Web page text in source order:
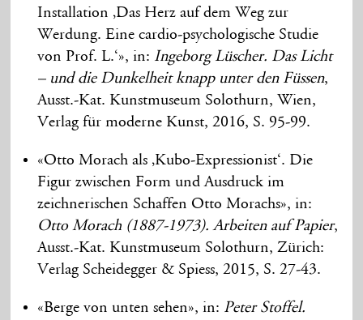
Installation ‚Das Herz auf dem Weg zur
Werdung. Eine cardio-psychologische Studie
von Prof. L.‘», in: Ingeborg Lüscher. Das Licht
– und die Dunkelheit knapp unter den Füssen,
Ausst.-Kat. Kunstmuseum Solothurn, Wien,
Verlag für moderne Kunst, 2016, S. 95-99.
«Otto Morach als ‚Kubo-Expressionist‘. Die
Figur zwischen Form und Ausdruck im
zeichnerischen Schaffen Otto Morachs», in:
Otto Morach (1887-1973). Arbeiten auf Papier,
Ausst.-Kat. Kunstmuseum Solothurn, Zürich:
Verlag Scheidegger & Spiess, 2015, S. 27-43.
«Berge von unten sehen», in: Peter Stoffel.